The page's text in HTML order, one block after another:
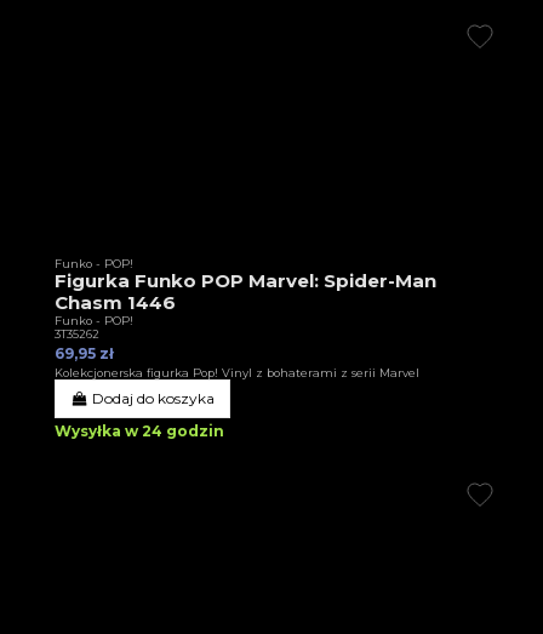
Funko - POP!
Figurka Funko POP Marvel: Spider-Man
Chasm 1446
Funko - POP!
3T35262
69,95 zł
Kolekcjonerska figurka Pop! Vinyl z bohaterami z serii Marvel
Dodaj do koszyka
Wysyłka w 24 godzin